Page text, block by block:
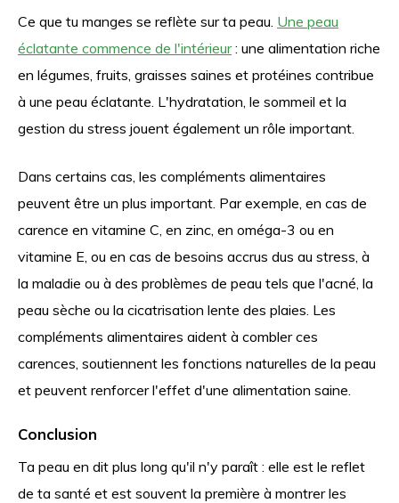
Ce que tu manges se reflète sur ta peau. Une peau
éclatante commence de l'intérieur: une alimentation riche
en légumes, fruits, graisses saines et protéines contribue
à une peau éclatante. L'hydratation, le sommeil et la
gestion du stress jouent également un rôle important.
Dans certains cas, les compléments alimentaires
peuvent être un plus important. Par exemple, en cas de
carence en vitamine C, en zinc, en oméga-3 ou en
vitamine E, ou en cas de besoins accrus dus au stress, à
la maladie ou à des problèmes de peau tels que l'acné, la
peau sèche ou la cicatrisation lente des plaies. Les
compléments alimentaires aident à combler ces
carences, soutiennent les fonctions naturelles de la peau
et peuvent renforcer l'effet d'une alimentation saine.
Conclusion
Ta peau en dit plus long qu'il n'y paraît : elle est le reflet
de ta santé et est souvent la première à montrer les